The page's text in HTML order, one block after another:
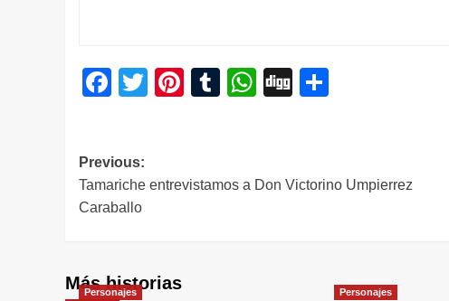
Facebook
Twitter
Pinterest
Tumblr
WhatsApp
Digg
Navegación
de
Previous:
Tamariche entrevistamos a Don Victorino Umpierrez
Caraballo
Más historias
Personajes Personajes